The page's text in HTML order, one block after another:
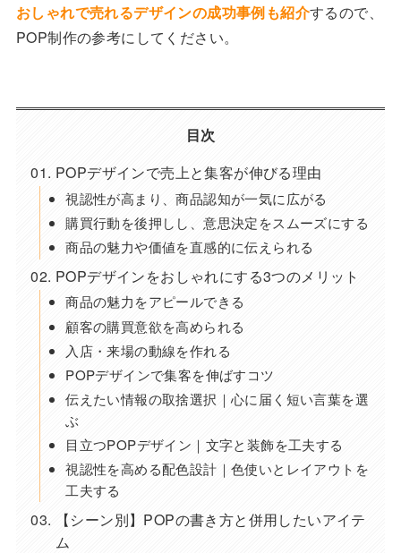
おしゃれで売れるデザインの成功事例も紹介するので、
POP制作の参考にしてください。
目次
POPデザインで売上と集客が伸びる理由
視認性が高まり、商品認知が一気に広がる
購買行動を後押しし、意思決定をスムーズにする
商品の魅力や価値を直感的に伝えられる
POPデザインをおしゃれにする3つのメリット
商品の魅力をアピールできる
顧客の購買意欲を高められる
入店・来場の動線を作れる
POPデザインで集客を伸ばすコツ
伝えたい情報の取捨選択｜心に届く短い言葉を選
ぶ
目立つPOPデザイン｜文字と装飾を工夫する
視認性を高める配色設計｜色使いとレイアウトを
工夫する
【シーン別】POPの書き方と併用したいアイテ
ム